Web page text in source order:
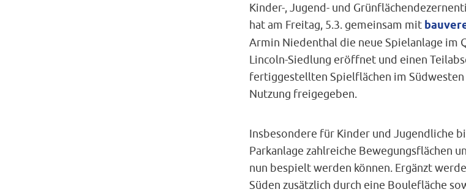
Kinder-, Jugend- und
hat am Freitag, 5.3. gemeinsam mit
Armin Niedenthal die neue Spielanlage im
Lincoln-Siedlung eröffnet und einen
fertiggestellten Spielflächen im Südwesten
Nutzung freigegeben.
Insbesondere für Kinder und Jugendliche
Parkanlage zahlreiche Bewegungsflächen
nun bespielt werden können. Ergänzt
Süden zusätzlich durch eine Boulefläche